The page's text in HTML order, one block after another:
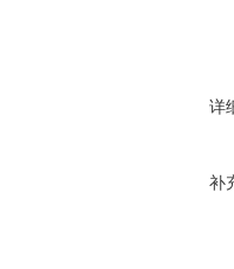
详
补